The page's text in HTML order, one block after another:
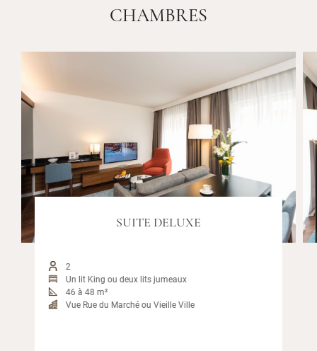
CHAMBRES
SUITE DELUXE
2
Un lit King ou deux lits jumeaux
46 à 48 m²
Vue Rue du Marché ou Vieille Ville